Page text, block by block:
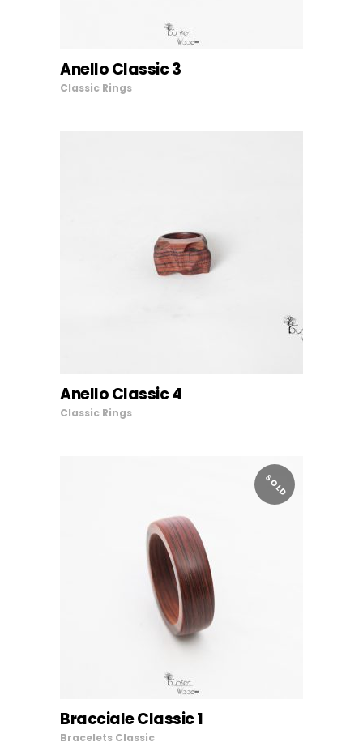
AGGIUNGI AL CARRELLO
Anello Classic 3
Classic Rings
AGGIUNGI AL CARRELLO
Anello Classic 4
Classic Rings
SOLD
LEGGI TUTTO
Bracciale Classic 1
Bracelets Classic